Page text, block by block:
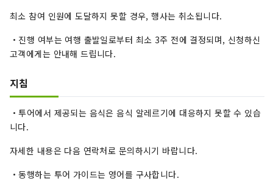
최소 참여 인원에 도달하지 못할 경우, 행사는 취소됩니다.
・진행 여부는 여행 출발일로부터 최소 3주 전에 결정되며, 신청하신
고객에게는 안내해 드립니다.
지침
・투어에서 제공되는 음식은 음식 알레르기에 대응하지 못할 수 있습
니다.
자세한 내용은 다음 연락처로 문의하시기 바랍니다.
・동행하는 투어 가이드는 영어를 구사합니다.